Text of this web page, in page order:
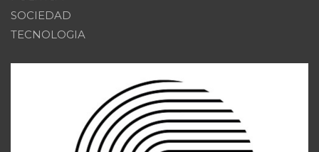
SOCIEDAD
TECNOLOGIA